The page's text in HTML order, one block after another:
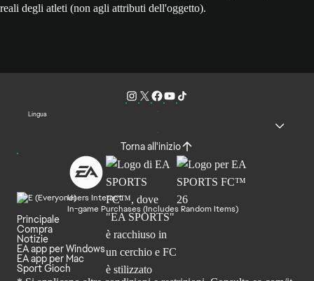
reali degli atleti (non agli attributi dell'oggetto).
Lingua
Torna all'inizio
Users Interact
In-game Purchases (Includes Random Items)
Principale
Compra
Notizie
EA app per Windows
EA app per Mac
Sport Gioch